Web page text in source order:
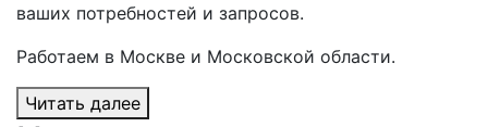
ваших потребностей и запросов.
Работаем в Москве и Московской области.
Читать далее